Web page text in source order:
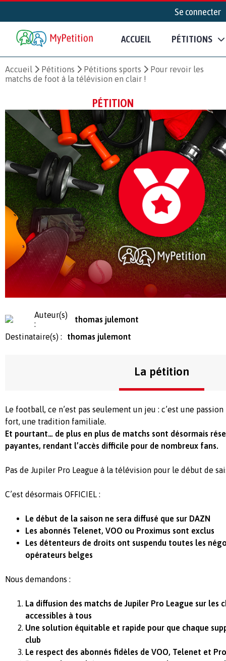
Se connecter
ACCUEIL PÉTITIONS
Accueil Pétitions Pétitions sports
Pour revoir les
matchs de foot à la télévision en clair !
PÉTITION
Auteur(s)
:
thomas julemont
Destinataire(s) :
thomas julemont
La pétition
Le football, ce n’est pas seulement un jeu : c’est une
fort, une tradition familiale.
Et pourtant… de plus en plus de matchs sont désormais
payantes, rendant l’accès difficile pour de nombreux fans.
Pas de Jupiler Pro League à la télévision pour le début de
C’est désormais OFFICIEL :
Le début de la saison ne sera diffusé que sur DAZN
Les abonnés Telenet, VOO ou Proximus sont exclus
Les détenteurs de droits ont suspendu toutes les
opérateurs belges
Nous demandons :
La diffusion des matchs de Jupiler Pro League sur les
accessibles à tous
Une solution équitable et rapide pour que chaque
club
Le respect des abonnés fidèles de VOO, Telenet et